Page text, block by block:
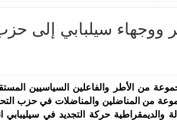
ووجهاء سيلبابي إلى
من الأطر والفاعلين السياسيين
من المناضلين والمناضلات في حزب
والديمقراطية حركة التجديد في سيليبابي